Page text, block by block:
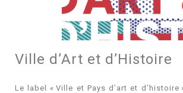
Ville d’Art et d’Histoire
Le label « Ville et Pays d’art et d’histoire